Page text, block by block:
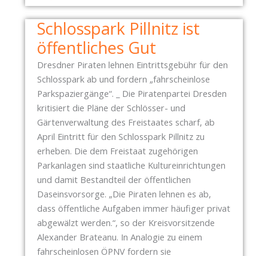
T
Ü
T
Z
T
D
R
E
S
D
E
N
N
A
Z
I
F
R
A
T
E
R
E
B
T
B
Schlosspark Pillnitz ist
öffentliches Gut
Dresdner Piraten lehnen Eintrittsgebühr für den
Schlosspark ab und fordern „fahrscheinlose
Parkspaziergänge“. _ Die Piratenpartei Dresden
kritisiert die Pläne der Schlösser- und
Gärtenverwaltung des Freistaates scharf, ab
April Eintritt für den Schlosspark Pillnitz zu
erheben. Die dem Freistaat zugehörigen
Parkanlagen sind staatliche Kultureinrichtungen
und damit Bestandteil der öffentlichen
Daseinsvorsorge. „Die Piraten lehnen es ab,
dass öffentliche Aufgaben immer häufiger privat
abgewälzt werden.“, so der Kreisvorsitzende
Alexander Brateanu. In Analogie zu einem
fahrscheinlosen ÖPNV fordern sie